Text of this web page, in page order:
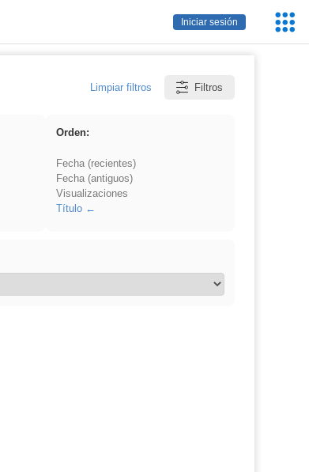
Iniciar sesión
Limpiar filtros Filtros
Orden:
Fecha (recientes)
Fecha (antiguos)
Visualizaciones
Título